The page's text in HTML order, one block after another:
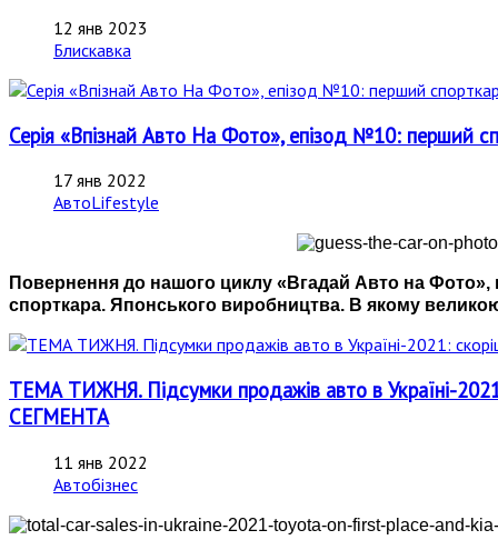
12 янв 2023
Блискавка
Серія «Впізнай Авто На Фото», епізод №10: перший
17 янв 2022
АвтоLifestyle
Повернення до нашого циклу «Вгадай Авто на Фото»,
спорткара. Японського виробництва. В якому
ТЕМА ТИЖНЯ. Підсумки продажів авто в Україні-
СЕГМЕНТА
11 янв 2022
Автобізнес